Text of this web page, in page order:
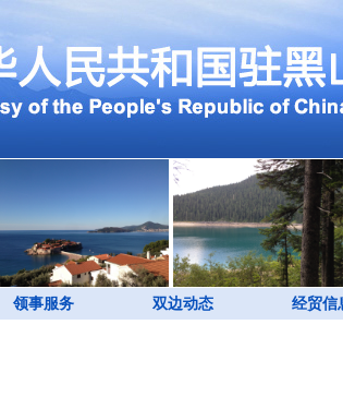
领事服务 双边动态 经贸信